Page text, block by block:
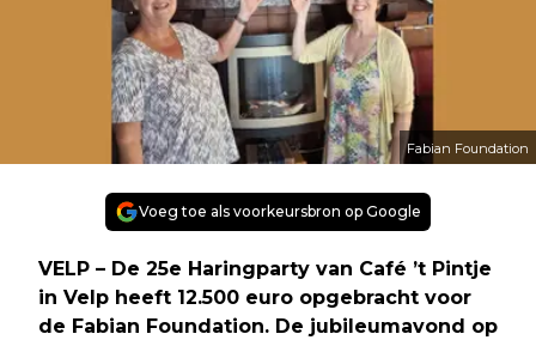
Fabian Foundation
Voeg toe als voorkeursbron op Google
VELP – De 25e Haringparty van Café ’t Pintje
in Velp heeft 12.500 euro opgebracht voor
de Fabian Foundation. De jubileumavond op